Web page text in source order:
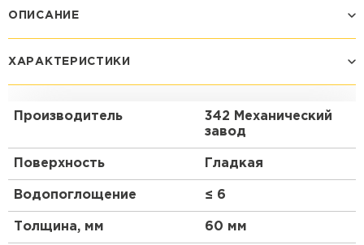
ОПИСАНИЕ
ХАРАКТЕРИСТИКИ
Производитель
342 Механический
завод
Поверхность Гладкая
Водопоглощение ≤ 6
Толщина, мм 60 мм